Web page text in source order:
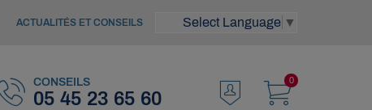
ACTUALITÉS ET CONSEILS Select Language ▼
CONSEILS
05 45 23 65 60
0